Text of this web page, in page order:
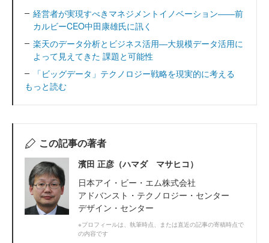
経営者が実現すべきマネジメントイノベーション――前
カルビーCEO中田康雄氏に訊く
楽天のデータ分析とビジネス活用―大規模データ活用に
よって見えてきた 課題と可能性
「ビッグデータ」テクノロジー戦略を現実的に考える
もっと読む
この記事の著者
濱田 正彦（ハマダ マサヒコ）
日本アイ・ビー・エム株式会社
アドバンスト・テクノロジー・センター
デザイン・センター
※プロフィールは、執筆時点、または直近の記事の寄稿時点で
の内容です